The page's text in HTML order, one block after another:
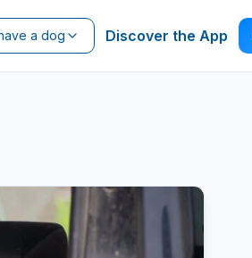
a dog Discover the App